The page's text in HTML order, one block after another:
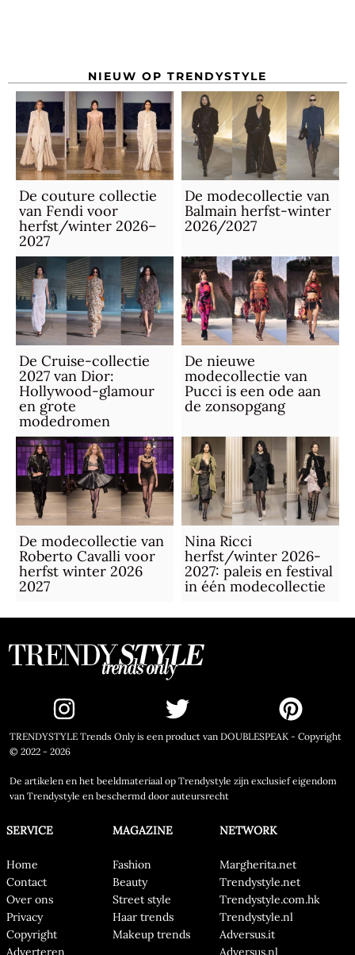
NIEUW OP TRENDYSTYLE
De couture collectie
van Fendi voor
herfst/winter 2026–
2027
De modecollectie van
Balmain herfst-winter
2026/2027
De Cruise-collectie
2027 van Dior:
Hollywood-glamour
en grote
modedromen
De nieuwe
modecollectie van
Pucci is een ode aan
de zonsopgang
De modecollectie van
Roberto Cavalli voor
herfst winter 2026
2027
Nina Ricci
herfst/winter 2026-
2027: paleis en festival
in één modecollectie
TRENDYSTYLE Trends Only is een product van DOUBLESPEAK - Copyright
© 2022 - 2026
De artikelen en het beeldmateriaal op Trendystyle zijn exclusief eigendom
van Trendystyle en beschermd door auteursrecht
SERVICE
Home
Contact
Over ons
Privacy
Copyright
Adverteren
MAGAZINE
Fashion
Beauty
Street style
Haar trends
Makeup trends
NETWORK
Margherita.net
Trendystyle.net
Trendystyle.com.hk
Trendystyle.nl
Adversus.it
Adversus.nl